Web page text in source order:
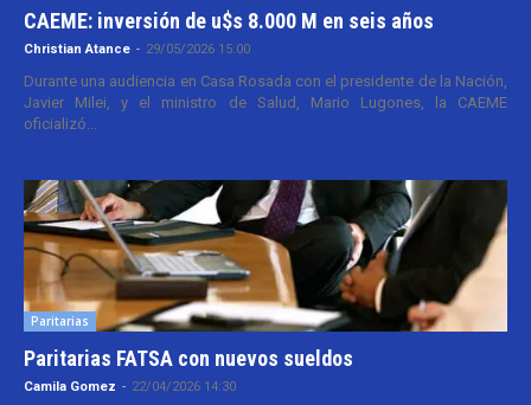
CAEME: inversión de u$s 8.000 M en seis años
Christian Atance - 29/05/2026 15:00
Durante una audiencia en Casa Rosada con el presidente de la Nación,
Javier Milei, y el ministro de Salud, Mario Lugones, la CAEME
oficializó...
Paritarias
Paritarias FATSA con nuevos sueldos
Camila Gomez - 22/04/2026 14:30